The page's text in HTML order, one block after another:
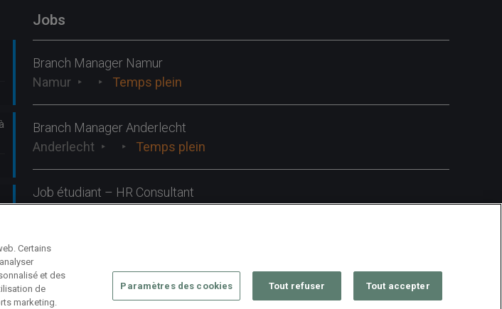
Jobs
Branch Manager Namur
Namur
Temps plein
Branch Manager Anderlecht
Anderlecht
Temps plein
Job étudiant – HR Consultant
Certains
et des
de
marketing.
Paramètres des cookies Tout refuser Tout accepter